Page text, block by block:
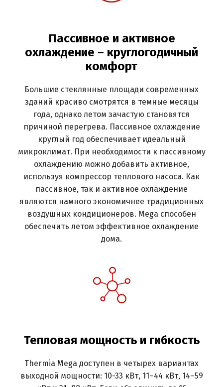
Пассивное и активное
охлаждение – круглогодичный
комфорт
Большие стеклянные площади современных
зданий красиво смотрятся в темные месяцы
года, однако летом зачастую становятся
причиной перегрева. Пассивное охлаждение
круглый год обеспечивает идеальный
микроклимат. При необходимости к пассивному
охлаждению можно добавить активное,
используя компрессор теплового насоса. Как
пассивное, так и активное охлаждение
являются намного экономичнее традиционных
воздушных кондиционеров. Mega способен
обеспечить летом эффективное охлаждение
дома.
Тепловая мощность и гибкость
Thermia Mega доступен в четырех вариантах
выходной мощности: 10-33 кВт, 11–44 кВт, 14–59